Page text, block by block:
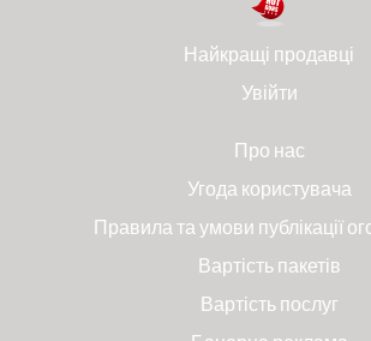
Найкращі продавці
Увійти
Про нас
Угода користувача
Правила та умови публікації
Вартість пакетів
Вартість послуг